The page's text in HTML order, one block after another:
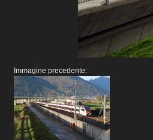
Immagine precedente: